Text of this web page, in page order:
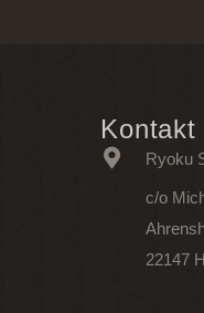
Kontakt
Ryoku
c/o
22147